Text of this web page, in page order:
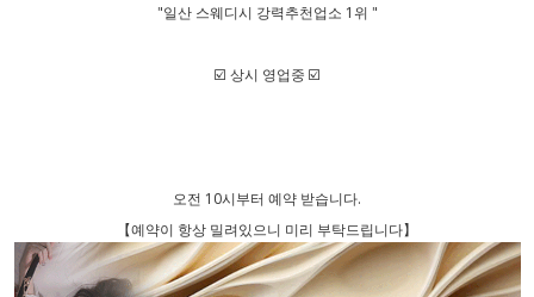
"일산 스웨디시 강력추천업소 1위 "
☑️ 상시 영업중 ☑️
오전 10시부터 예약 받습니다.
【예약이 항상 밀려있으니 미리 부탁드립니다】